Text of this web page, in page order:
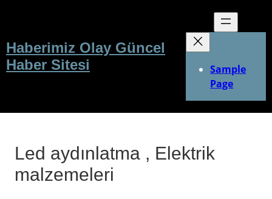
Haberimiz Olay Güncel
Haber Sitesi
Sample
Page
Led aydınlatma , Elektrik
malzemeleri